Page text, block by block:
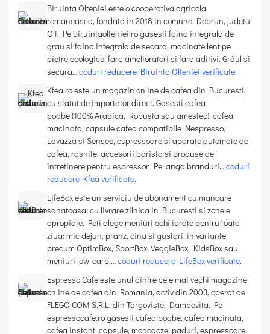
Biruinta Olteniei este o cooperativa agricola
romaneasca, fondata in 2018 in comuna Dobrun, judetul
Olt. Pe biruintaolteniei.ro gasesti faina integrala de
grau si faina integrala de secara, macinate lent pe
pietre ecologice, fara amelioratori si fara aditivi. Grâul si
secara…coduri reducere Biruinta Olteniei verificate.
Kfea.ro este un magazin online de cafea din Bucuresti,
cu statut de importator direct. Gasesti cafea
boabe (100% Arabica, Robusta sau amestec), cafea
macinata, capsule cafea compatibile Nespresso,
Lavazza si Senseo, espressoare si aparate automate de
cafea, rasnite, accesorii barista si produse de
intretinere pentru espressor. Pe langa branduri…coduri
reducere Kfea verificate.
LifeBox este un serviciu de abonament cu mancare
sanatoasa, cu livrare zilnica in Bucuresti si zonele
apropiate. Poti alege meniuri echilibrate pentru toata
ziua: mic dejun, pranz, cina si gustari, in variante
precum OptimBox, SportBox, VeggieBox, KidsBox sau
meniuri low-carb.…coduri reducere LifeBox verificate.
Espresso Cafe este unul dintre cele mai vechi magazine
online de cafea din Romania, activ din 2003, operat de
FLEGO COM S.R.L. din Targoviste, Dambovita. Pe
espressocafe.ro gasesti cafea boabe, cafea macinata,
cafea instant, capsule, monodoze, paduri, espressoare,